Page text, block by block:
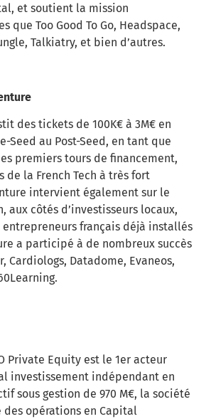
et soutient la mission
que Too Good To Go, Headspace,
Talkiatry, et bien d’autres.
des tickets de 100K€ à 3M€ en
Seed au Post-Seed, en tant que
premiers tours de financement,
de la French Tech à très fort
intervient également sur le
aux côtés d’investisseurs locaux,
français déjà installés
a participé à de nombreux succès
Cardiologs, Datadome, Evaneos,
Private Equity est le 1er acteur
investissement indépendant en
sous gestion de 970 M€, la société
des opérations en Capital